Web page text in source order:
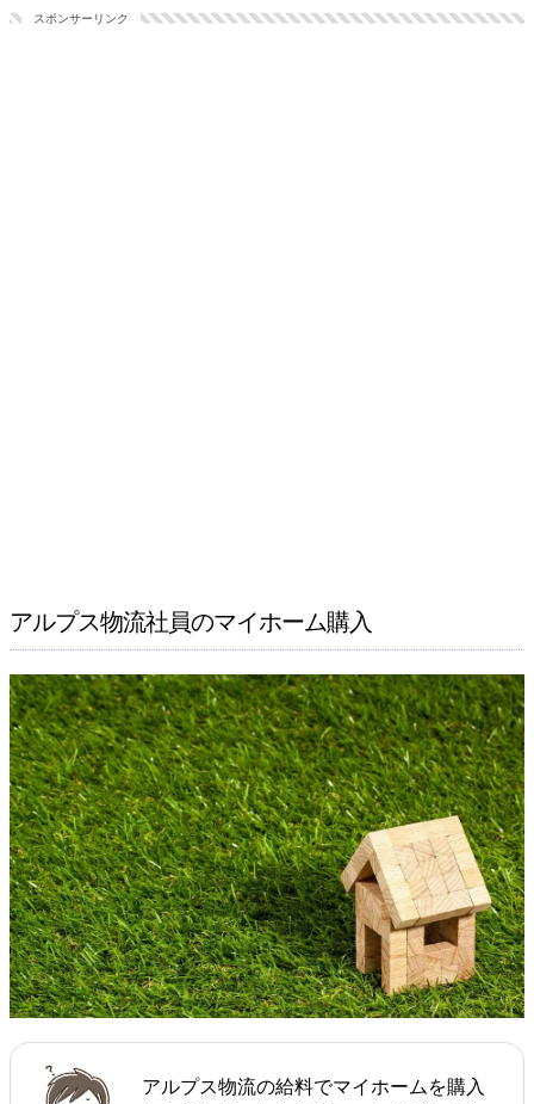
スポンサーリンク
アルプス物流社員のマイホーム購入
アルプス物流の給料でマイホームを購入